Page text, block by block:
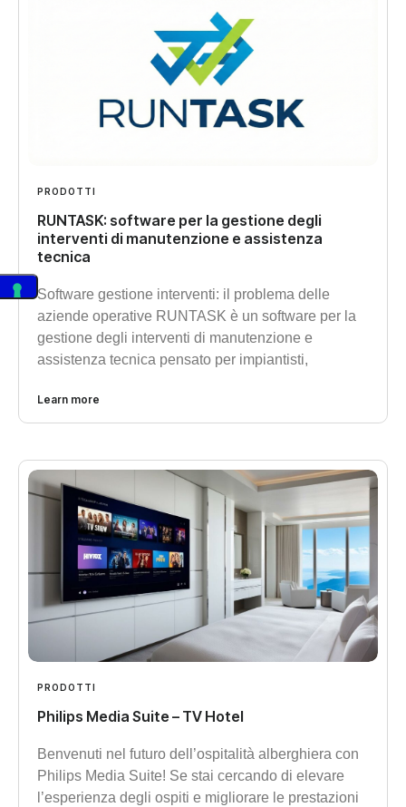
PRODOTTI
RUNTASK: software per la gestione degli
interventi di manutenzione e assistenza
tecnica
Software gestione interventi: il problema delle
aziende operative RUNTASK è un software per la
gestione degli interventi di manutenzione e
assistenza tecnica pensato per impiantisti,
Learn more
PRODOTTI
Philips Media Suite – TV Hotel
Benvenuti nel futuro dell’ospitalità alberghiera con
Philips Media Suite! Se stai cercando di elevare
l’esperienza degli ospiti e migliorare le prestazioni